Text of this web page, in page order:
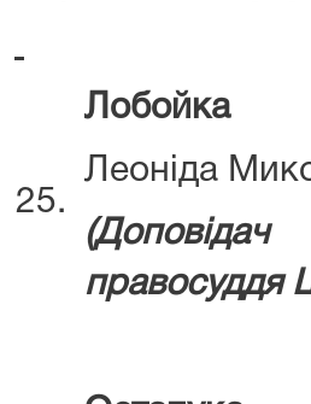
25.
Лобойка
Леоніда
(Д
правосуддя